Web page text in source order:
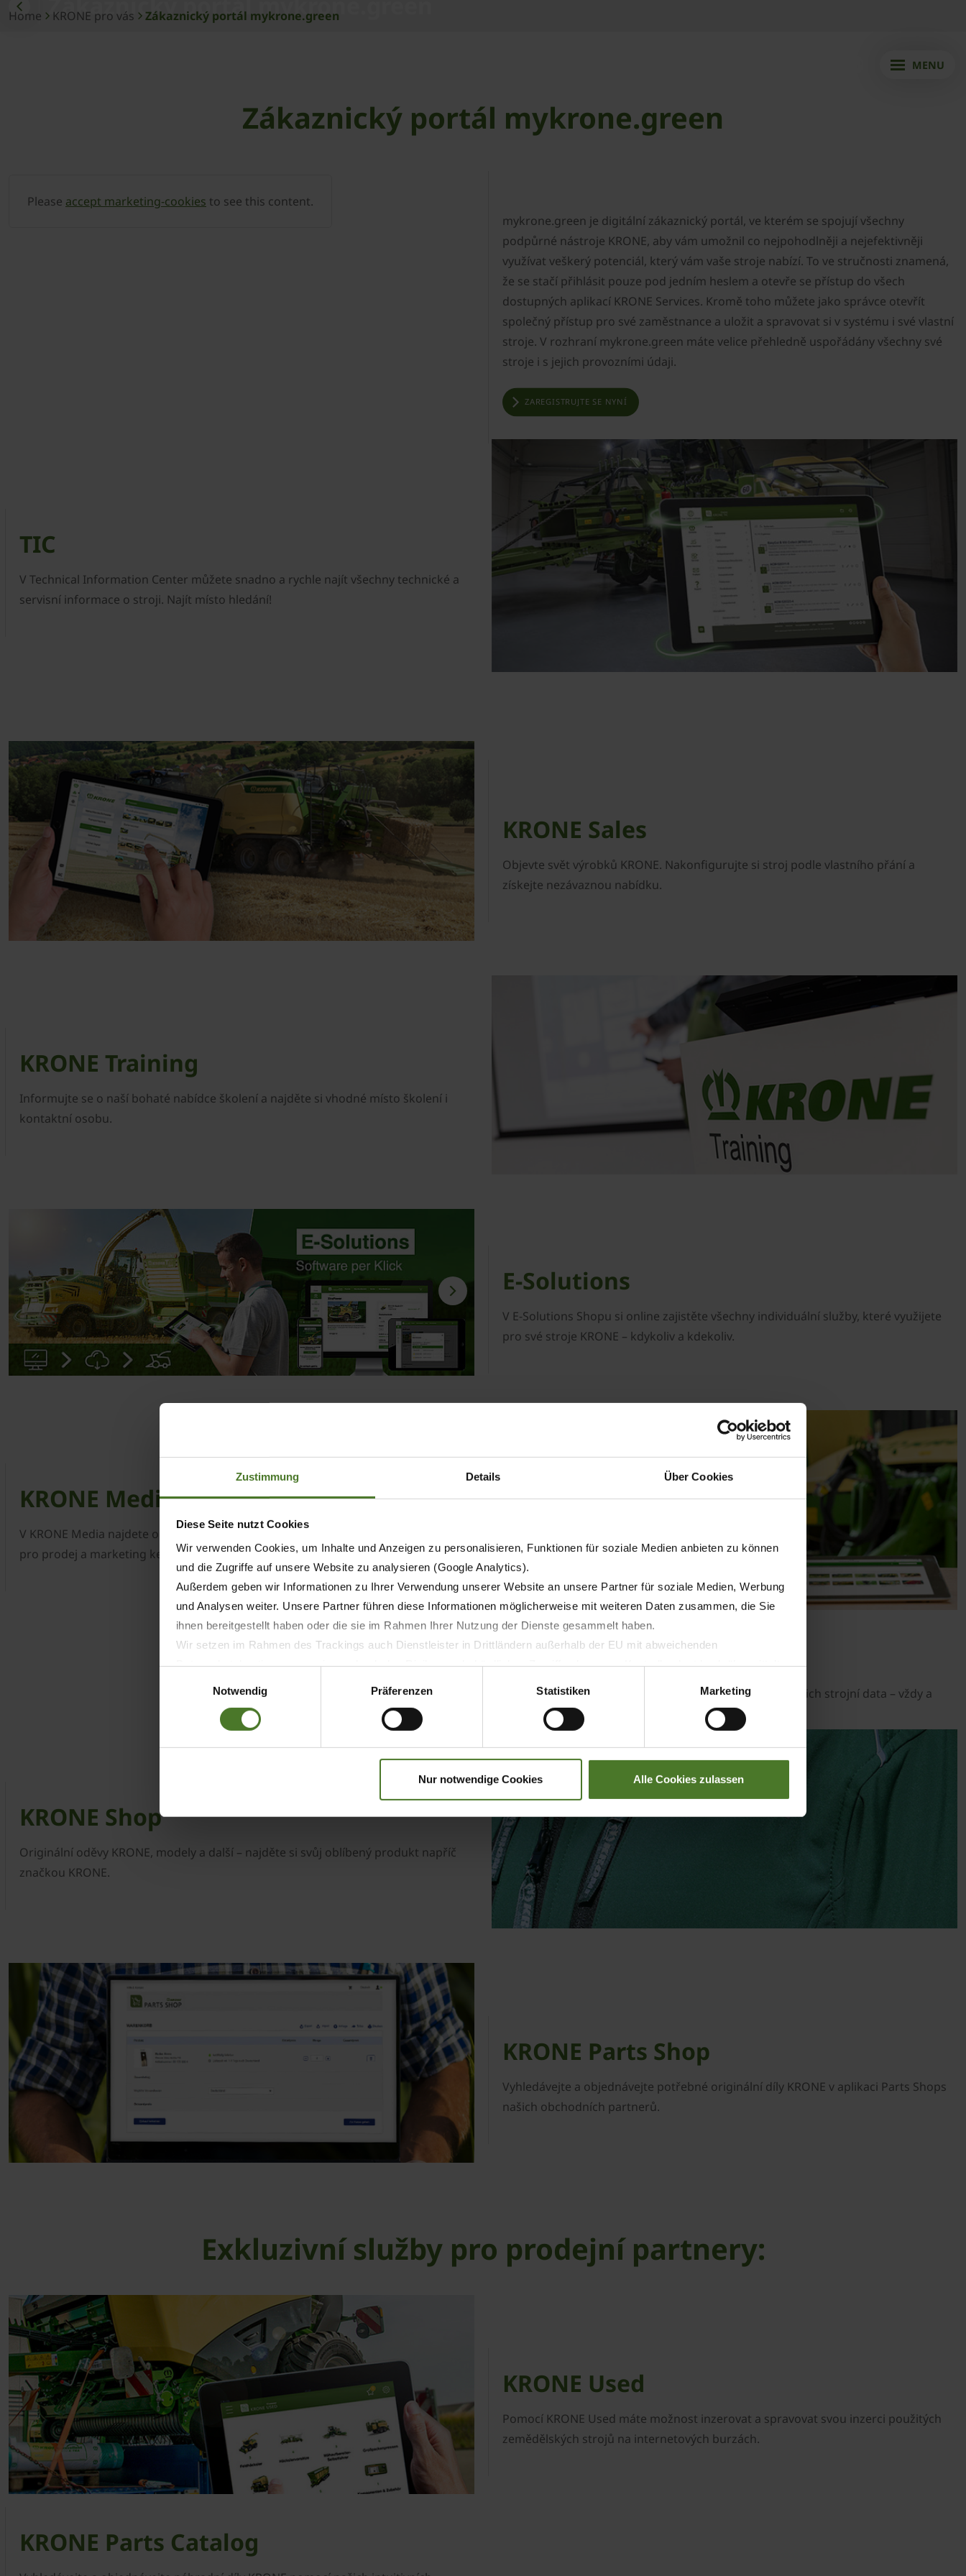
Zustimmung Details Über Cookies
Diese Seite nutzt Cookies
Wir verwenden Cookies, um Inhalte und Anzeigen zu personalisieren, Funktionen für soziale Medien anbieten zu können
und die Zugriffe auf unsere Website zu analysieren (Google Analytics).
Außerdem geben wir Informationen zu Ihrer Verwendung unserer Website an unsere Partner für soziale Medien, Werbung
und Analysen weiter. Unsere Partner führen diese Informationen möglicherweise mit weiteren Daten zusammen, die Sie
ihnen bereitgestellt haben oder die sie im Rahmen Ihrer Nutzung der Dienste gesammelt haben.
Wir setzen im Rahmen des Trackings auch Dienstleister in Drittländern außerhalb der EU mit abweichenden
Datenschutzbestimmungen ein, wodurch das Risiko von behördlichen Zugriffen bzw. von Kontrollverlust bzgl. übermittelter
Daten bestehen kann.
Impressum
Notwendig
Präferenzen Statistiken Marketing
Nur notwendige Cookies Alle Cookies zulassen
MENU
Home KRONE pro vás Zákaznický portál mykrone.green
Zákaznický portál mykrone.green
Please accept marketing-cookies to see this content.
mykrone.green je digitální zákaznický portál, ve kterém se spojují všechny
podpůrné nástroje KRONE, aby vám umožnil co nejpohodlněji a nejefektivněji
využívat veškerý potenciál, který vám vaše stroje nabízí. To ve stručnosti znamená,
že se stačí přihlásit pouze pod jedním heslem a otevře se přístup do všech
dostupných aplikací KRONE Services. Kromě toho můžete jako správce otevřít
společný přístup pro své zaměstnance a uložit a spravovat si v systému i své vlastní
stroje. V rozhraní mykrone.green máte velice přehledně uspořádány všechny své
stroje i s jejich provozními údaji.
ZAREGISTRUJTE SE NYNÍ
TIC
V Technical Information Center můžete snadno a rychle najít všechny technické a
servisní informace o stroji. Najít místo hledání!
KRONE Sales
Objevte svět výrobků KRONE. Nakonfigurujte si stroj podle vlastního přání a
získejte nezávaznou nabídku.
KRONE Training
Informujte se o naší bohaté nabídce školení a najděte si vhodné místo školení i
kontaktní osobu.
E-Solutions
V E-Solutions Shopu si online zajistěte všechny individuální služby, které využijete
pro své stroje KRONE – kdykoliv a kdekoliv.
KRONE Media
V KRONE Media najdete obrázky strojů a brožury a také nejdůležitější informace
pro prodej a marketing ke stažení.
Smart Telematics
Udržujte si přehled o svých strojích KRONE a sledujte jejich strojní data – vždy a
kdekoliv.
KRONE Shop
Originální oděvy KRONE, modely a další – najděte si svůj oblíbený produkt napříč
značkou KRONE.
KRONE Parts Shop
Vyhledávejte a objednávejte potřebné originální díly KRONE v aplikaci Parts Shops
našich obchodních partnerů.
Exkluzivní služby pro prodejní partnery:
KRONE Used
Pomocí KRONE Used máte možnost inzerovat a spravovat svou inzerci použitých
zemědělských strojů na internetových burzách.
KRONE Parts Catalog